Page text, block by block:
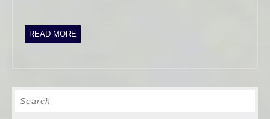
READ MORE